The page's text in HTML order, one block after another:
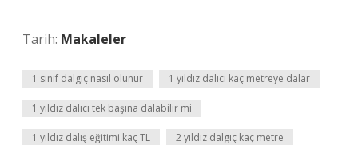
Tarih: Makaleler
1 sınıf dalgıç nasıl olunur 1 yıldız dalıcı kaç metreye dalar
1 yıldız dalıcı tek başına dalabilir mi
1 yıldız dalış eğitimi kaç TL 2 yıldız dalgıç kaç metre